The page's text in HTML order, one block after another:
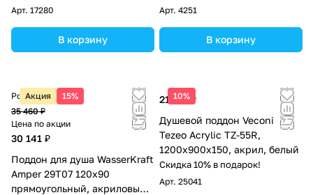
Арт. 17280
В корзину
черный матовый
Арт. 4251
В корзину
Акция 15%
Розничная цена
35 460 ₽
Цена по акции
30 141 ₽
Поддон для душа WasserKraft
Amper 29T07 120х90
прямоугольный, акриловый,
10%
21 173 ₽
Душевой поддон Veconi
Tezeo Acrylic TZ-55R,
1200х900х150, акрил, белый
Скидка 10% в подарок!
Арт. 25041